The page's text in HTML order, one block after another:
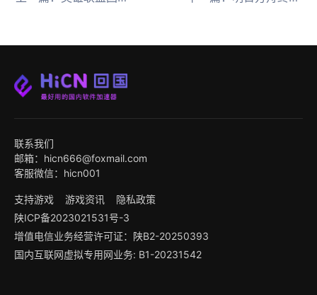
联系我们
邮箱：hicn666@foxmail.com
客服微信：hicn001
支持游戏 游戏资讯
隐私政策
陕ICP备2023021531号-3
增值电信业务经营许可证：陕B2-20250393
国内互联网虚拟专用网业务: B1-20231542